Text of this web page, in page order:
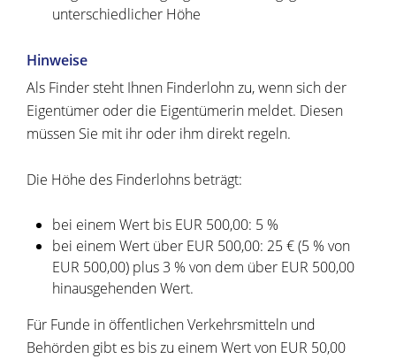
unterschiedlicher Höhe
Hinweise
Als Finder steht Ihnen Finderlohn zu, wenn sich der
Eigentümer oder die Eigentümerin meldet. Diesen
müssen Sie mit ihr oder ihm direkt regeln.
Die Höhe des Finderlohns beträgt:
bei einem Wert bis EUR 500,00: 5 %
bei einem Wert über EUR 500,00: 25 € (5 % von
EUR 500,00) plus 3 % von dem über EUR 500,00
hinausgehenden Wert.
Für Funde in öffentlichen Verkehrsmitteln und
Behörden gibt es bis zu einem Wert von EUR 50,00